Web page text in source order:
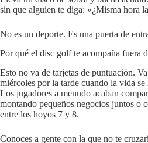
sin que alguien te diga: «¿Misma hora
No es un deporte. Es una puerta de
Por qué el disc golf te acompaña fuera
Esto no va de tarjetas de puntuación.
miércoles por la tarde cuando la vida
Los jugadores a menudo acaban
montando pequeños negocios juntos o
entre los hoyos 7 y 8.
Conoces a gente con la que no te